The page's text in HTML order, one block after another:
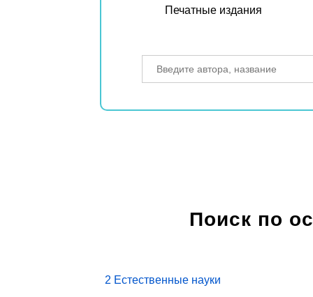
Печатные издания
Поиск по
2 Естественные науки